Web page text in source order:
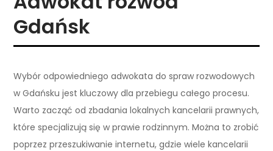
Gdańsk
Wybór odpowiedniego adwokata do spraw rozwodowych
w Gdańsku jest kluczowy dla przebiegu całego procesu.
Warto zacząć od zbadania lokalnych kancelarii prawnych,
które specjalizują się w prawie rodzinnym. Można to zrobić
poprzez przeszukiwanie internetu, gdzie wiele kancelarii